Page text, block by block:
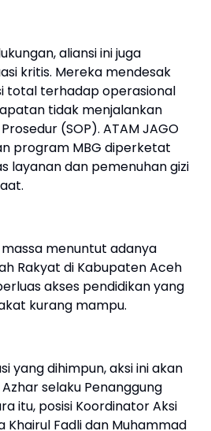
aliansi ini juga
kritis. Mereka mendesak
total terhadap operasional
tidak menjalankan
(SOP). ATAM JAGO
program MBG diperketat
layanan dan pemenuhan gizi
menuntut adanya
Rakyat di Kabupaten Aceh
akses pendidikan yang
kurang mampu.
yang dihimpun, aksi ini akan
selaku Penanggung
itu, posisi Koordinator Aksi
Fadli dan Muhammad